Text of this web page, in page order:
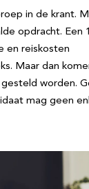
in de krant.
opdracht. Een
en reiskosten
Maar dan
worden.
mag geen